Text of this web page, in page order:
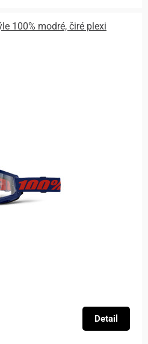
100% modré, čiré plexi
Detail